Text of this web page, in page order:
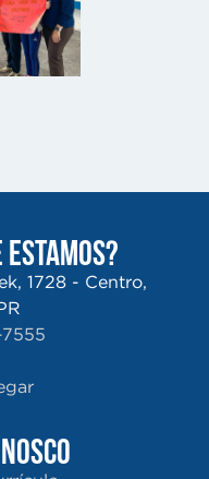
ESTAMOS?
1728 - Centro,